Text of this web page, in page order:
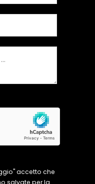
accetto che
salvate per la